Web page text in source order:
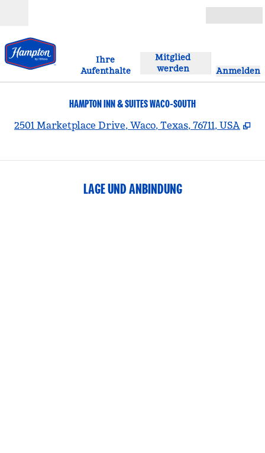
Ihre
Aufenthalte
Mitglied
werden
Anmelden
HAMPTON INN & SUITES WACO-SOUTH
2501 Marketplace Drive, Waco, Texas, 76711, USA ,
LAGE UND ANBINDUNG